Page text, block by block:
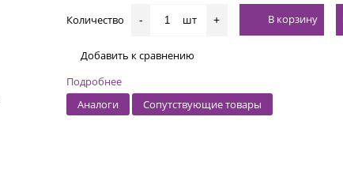
Количество - шт + В корзину
Добавить к сравнению
Подробнее
Аналоги
Сопутствующие товары